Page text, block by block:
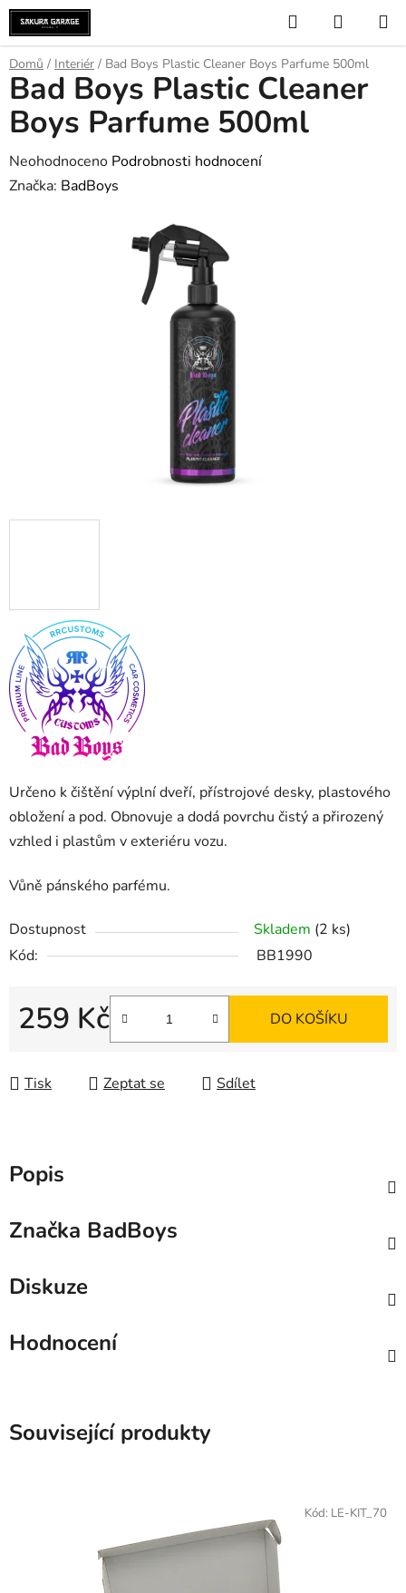
Přejít
na
obsah
Hledat
KOŠÍK
Domů / Interiér / Bad Boys Plastic Cleaner Boys Parfume 500ml
Určeno k čištění výplní dveří, přístrojové desky, plastového
obložení a pod. Obnovuje a dodá povrchu čistý a přirozený
vzhled i plastům v exteriéru vozu.
Vůně pánského parfému.
Dostupnost Skladem (2 ks)
Kód:
BB1990
259 Kč DO KOŠÍKU
Tisk Zeptat se Sdílet
Bad Boys Plastic Cleaner
Boys Parfume 500ml
Průměrné
hodnocení
Neohodnoceno Podrobnosti hodnocení
Značka: BadBoys
Popis
Značka BadBoys
Diskuze
Hodnocení
Související produkty
Kód: LE-KIT_70